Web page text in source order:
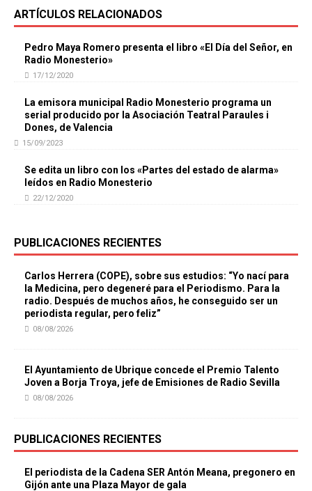
ARTÍCULOS RELACIONADOS
Pedro Maya Romero presenta el libro «El Día del Señor, en
Radio Monesterio»
17/12/2020
La emisora municipal Radio Monesterio programa un
serial producido por la Asociación Teatral Paraules i
Dones, de Valencia
15/09/2023
Se edita un libro con los «Partes del estado de alarma»
leídos en Radio Monesterio
22/12/2020
PUBLICACIONES RECIENTES
Carlos Herrera (COPE), sobre sus estudios: “Yo nací para
la Medicina, pero degeneré para el Periodismo. Para la
radio. Después de muchos años, he conseguido ser un
periodista regular, pero feliz”
08/08/2026
El Ayuntamiento de Ubrique concede el Premio Talento
Joven a Borja Troya, jefe de Emisiones de Radio Sevilla
08/08/2026
PUBLICACIONES RECIENTES
El periodista de la Cadena SER Antón Meana, pregonero en
Gijón ante una Plaza Mayor de gala